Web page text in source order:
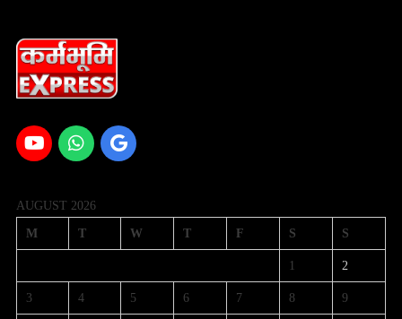
AUGUST 2026
M T W T F S S
1 2
3 4 5 6 7 8 9